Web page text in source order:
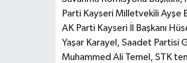
Parti Kayseri Milletvekili Ayşe
AK Parti Kayseri İl Başkanı
Yaşar Karayel, Saadet Partisi
Muhammed Ali Temel, STK